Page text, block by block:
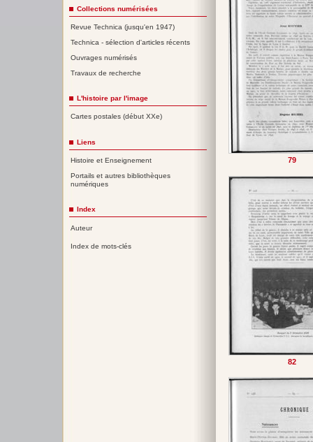
79
82
Collections numérisées
Revue Technica (jusqu'en 1947)
Technica - sélection d'articles récents
Ouvrages numérisés
Travaux de recherche
L'histoire par l'image
Cartes postales (début XXe)
Liens
Histoire et Enseignement
Portails et autres bibliothèques
numériques
Index
Auteur
Index de mots-clés